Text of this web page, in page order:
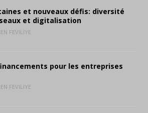
et nouveaux défis: diversité
et digitalisation
FEVILIYE
pour les entreprises
FEVILIYE